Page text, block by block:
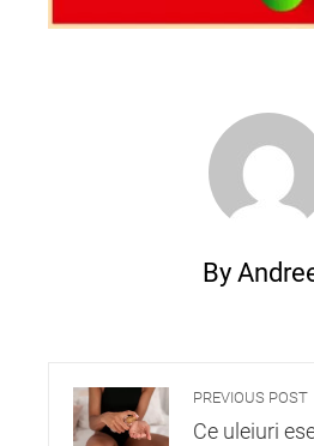
By
PREVIOUS POST
Ce uleiuri